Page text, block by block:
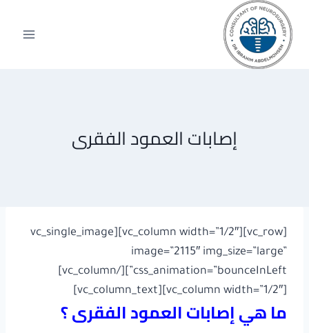
التجاوز
المحتوى
إصابات العمود الفقرى
[vc_row][vc_column width=”1/2″][vc_single_image
image=”2115″ img_size=”large”
css_animation=”bounceInLeft”][/vc_column]
[vc_column width=”1/2″][vc_column_text]
ما هي إصابات العمود الفقرى ؟